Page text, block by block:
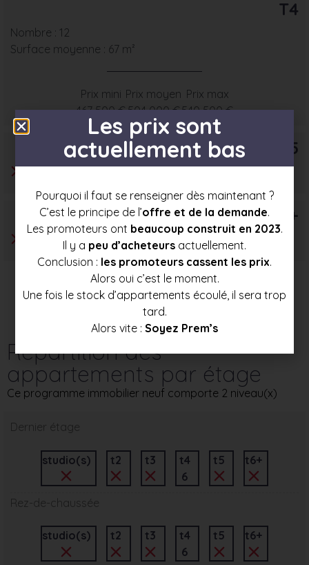
T4
Nombre : 12
Surface moyenne : 67 m²
Prix mini
467 500 €
Prix moyen
504 000 €
Prix max
540 500 €
T5
T6+
Répartition des
appartements par étage
Ce programme immobilier neuf comporte 2 niveau(x)
Dernier étage
studio(s) t2 t3
t4
6
t5 t6+
Rez-de-chaussée
studio(s) t2 t3
t4
6
t5 t6+
Les prix sont
actuellement bas
Pourquoi il faut se renseigner dès maintenant ?
C’est le principe de l’offre et de la demande.
Les promoteurs ont beaucoup construit en 2023.
Il y a peu d’acheteurs actuellement.
Conclusion : les promoteurs cassent les prix.
Alors oui c’est le moment.
Une fois le stock d’appartements écoulé, il sera trop
tard.
Alors vite : Soyez Prem’s